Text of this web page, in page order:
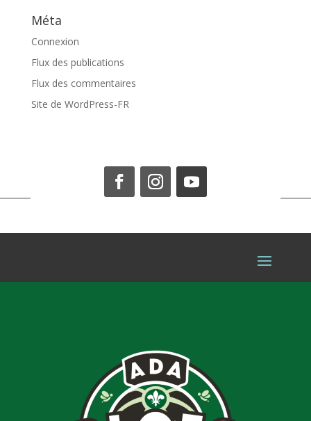
Méta
Connexion
Flux des publications
Flux des commentaires
Site de WordPress-FR